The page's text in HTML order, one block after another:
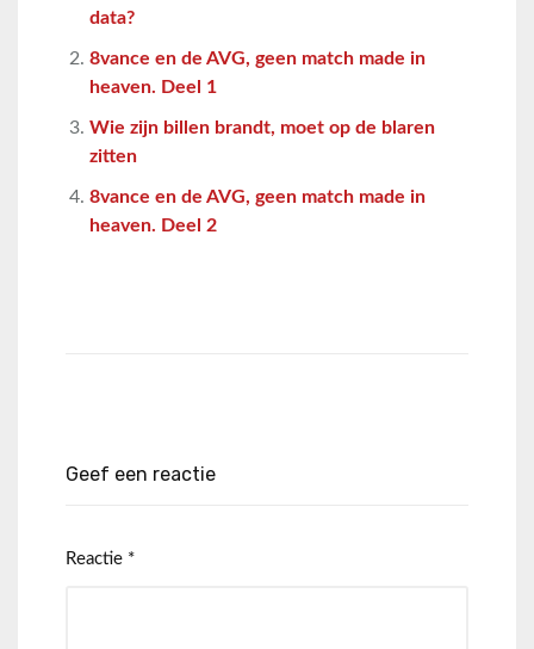
data?
8vance en de AVG, geen match made in
heaven. Deel 1
Wie zijn billen brandt, moet op de blaren
zitten
8vance en de AVG, geen match made in
heaven. Deel 2
Geef een reactie
Reactie *